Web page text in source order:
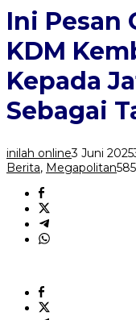
Jabar
KDM
Jati
Ini Pesan
KDM
Kepada
Sebagai
inilah online3 Juni 2025
Berita, Megapolitan